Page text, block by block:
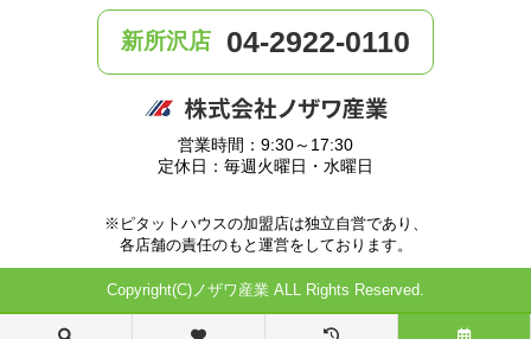
新所沢店 04-2922-0110
営業時間：9:30～17:30
定休日：毎週火曜日・水曜日
※ピタットハウスの加盟店は独立自営であり、
各店舗の責任のもと運営をしております。
Copyright(C)ノザワ産業 ALL Rights Reserved.